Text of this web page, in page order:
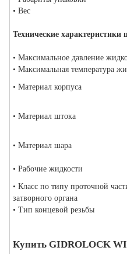
• Вес
Технические характеристики
• Максимальное давление
• Максимальная температура
• Материал корпуса
• Материал штока
• Материал шара
• Рабочие жидкости
• Класс по типу проточной
затворного органа
• Тип концевой резьбы
Купить GIDROLOCK